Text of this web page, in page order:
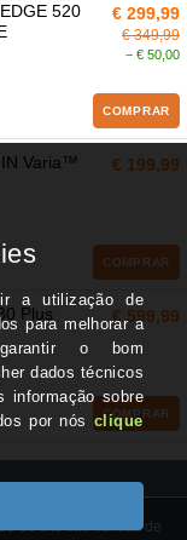
520
€ 299,99
€ 349,99
− € 50,00
COMPRAR
Varia™
€ 199,99
COMPRAR
Plus € 599,99
COMPRAR
do site são válidas de